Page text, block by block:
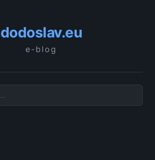
dodoslav.eu
e-blog